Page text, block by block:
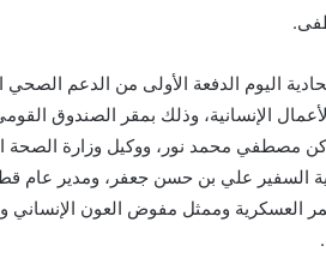
اليوم الدفعة الأولى من الدعم الصحي
الإنسانية، وذلك بمقر الصندوق
السفير علي بن حسن جعفر، ومدير عام
العسكرية وممثل مفوض العون